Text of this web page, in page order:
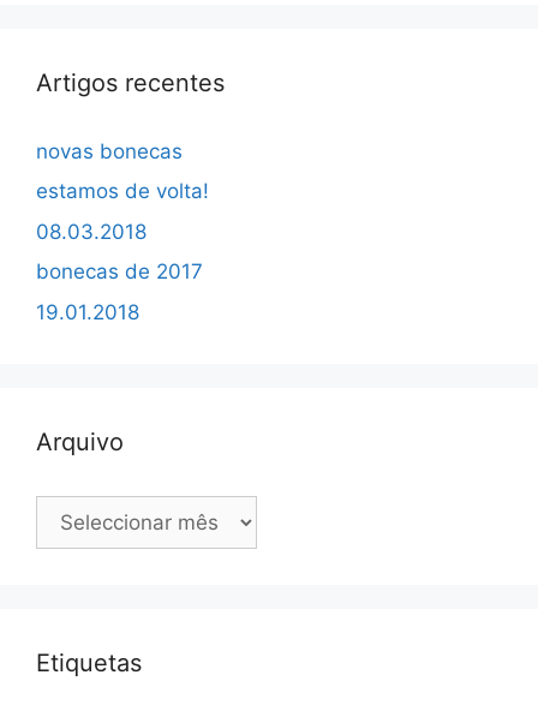
Artigos recentes
novas bonecas
estamos de volta!
08.03.2018
bonecas de 2017
19.01.2018
Arquivo
Arquivo
Etiquetas